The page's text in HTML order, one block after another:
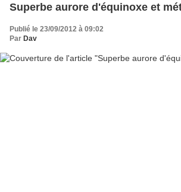
Superbe aurore d'équinoxe et
Publié le 23/09/2012 à 09:02
Par Dav